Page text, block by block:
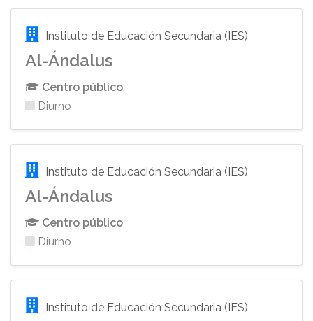
Instituto de Educación Secundaria (IES)
Al-Ándalus
Centro público
Diurno
Instituto de Educación Secundaria (IES)
Al-Ándalus
Centro público
Diurno
Instituto de Educación Secundaria (IES)